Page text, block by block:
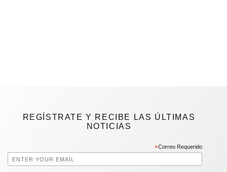
REGÍSTRATE Y RECIBE LAS ÚLTIMAS
NOTICIAS
*Correo Requerido